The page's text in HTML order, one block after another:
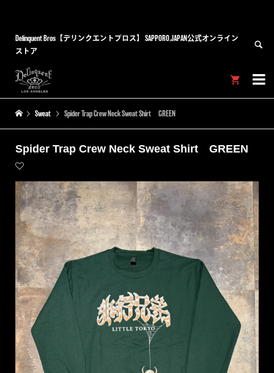
Delinquent Bros【デリンクエントブロス】 SAPPORO,JAPAN公式オンライン
ストア


Sweat Spider Trap Crew Neck Sweat Shirt GREEN
Spider Trap Crew Neck Sweat Shirt GREEN